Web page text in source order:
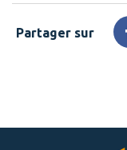
Partager sur